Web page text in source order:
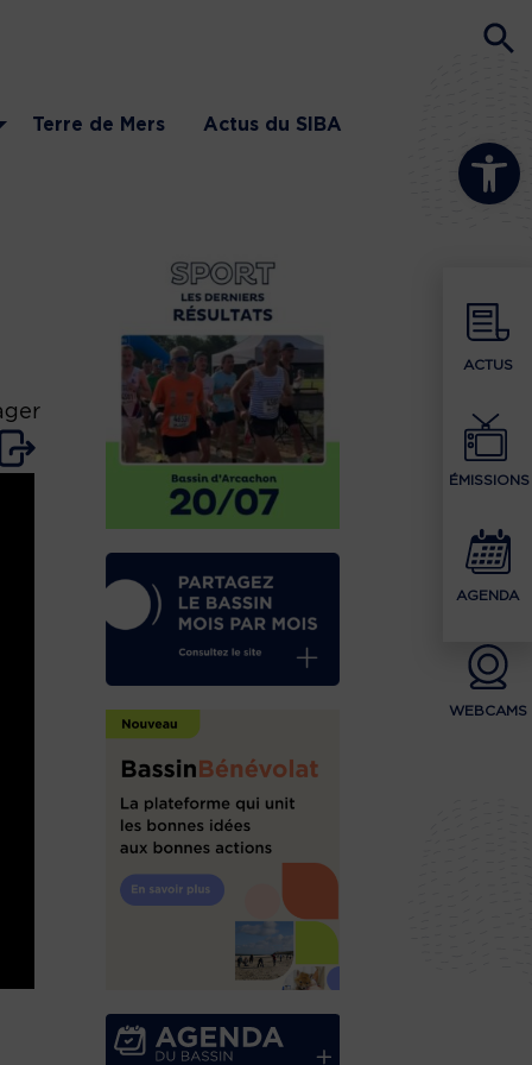
Ouvrir la
ACTUS
ÉMISSIONS
AGENDA
WEBCAMS
Terre de Mers Actus du SIBA